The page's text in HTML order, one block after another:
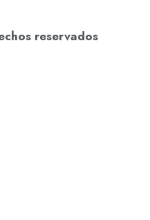
reservados